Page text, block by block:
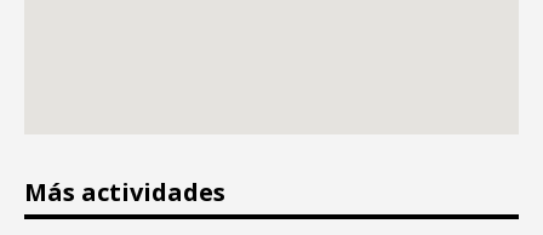
Más actividades